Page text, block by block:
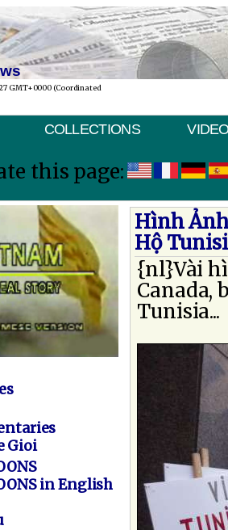
GMT+0000 (Coordinated
COLLECTIONS
this page:
Gioi
in English
Hình
Hộ
{nl}Vài
Canada,
Tunisia...